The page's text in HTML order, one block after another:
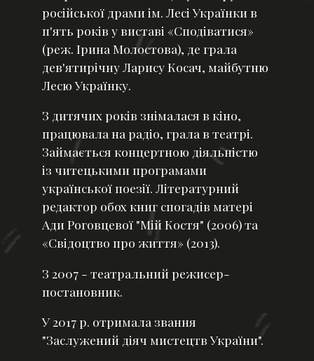
російської драми ім. Лесі Українки в
п'ять років у виставі «Сподіватися»
(реж. Ірина Молостова), де грала
дев'ятирічну Ларису Косач, майбутню
Лесю Українку.
З дитячих років знімалася в кіно,
працювала на радіо, грала в театрі.
Займається концертною діяльністю
із читецькими програмами
української поезії. Літературний
редактор обох книг спогадів матері
Ади Роговцевої "Мій Костя" (2006) та
«Свідоцтво про життя» (2013).
З 2007 - театральний режисер-
постановник.
У 2017 р. отримала звання
"Заслужений діяч мистецтв України".